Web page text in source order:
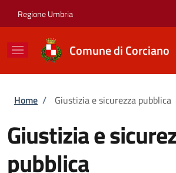
Regione Umbria
Comune di Corciano
Briciole di pane
Home / Giustizia e sicurezza pubblica
Giustizia e
pubblica